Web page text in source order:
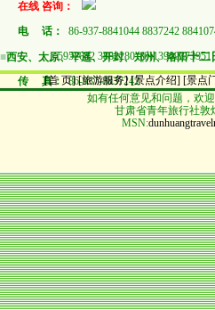
在线 咨询：
电 话： 86-937-8841044 8837242
5952032 3882280 (0)13909373951
传 真：86-937-8837242
■西安、太原、平遥、开封、郑州、洛阳十二
[首 页] [旅游服务] [景点介绍] [景点
如有任何意见和问题，欢
甘肃省青年旅行社敦煌
MSN: